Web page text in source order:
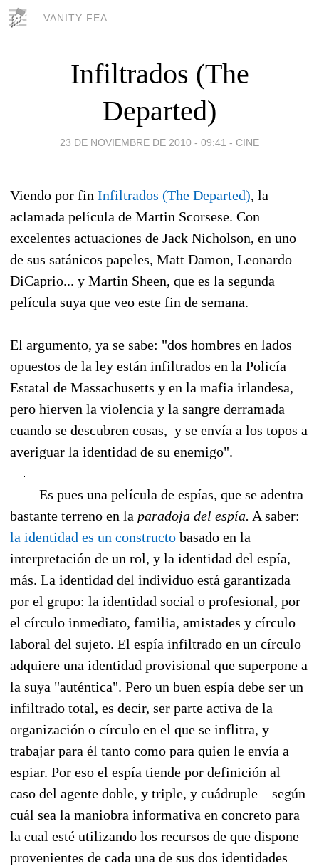
VANITY FEA
Infiltrados (The
Departed)
23 DE NOVIEMBRE DE 2010 - 09:41 - CINE
Viendo por fin Infiltrados (The Departed), la
aclamada película de Martin Scorsese. Con
excelentes actuaciones de Jack Nicholson, en uno
de sus satánicos papeles, Matt Damon, Leonardo
DiCaprio... y Martin Sheen, que es la segunda
película suya que veo este fin de semana.
El argumento, ya se sabe: "dos hombres en lados
opuestos de la ley están infiltrados en la Policía
Estatal de Massachusetts y en la mafia irlandesa,
pero hierven la violencia y la sangre derramada
cuando se descubren cosas, y se envía a los topos a
averiguar la identidad de su enemigo".
Es pues una película de espías, que se adentra
bastante terreno en la paradoja del espía. A saber:
la identidad es un constructo basado en la
interpretación de un rol, y la identidad del espía,
más. La identidad del individuo está garantizada
por el grupo: la identidad social o profesional, por
el círculo inmediato, familia, amistades y círculo
laboral del sujeto. El espía infiltrado en un círculo
adquiere una identidad provisional que superpone a
la suya "auténtica". Pero un buen espía debe ser un
infiltrado total, es decir, ser parte activa de la
organización o círculo en el que se inflitra, y
trabajar para él tanto como para quien le envía a
espiar. Por eso el espía tiende por definición al
caso del agente doble, y triple, y cuádruple—según
cuál sea la maniobra informativa en concreto para
la cual esté utilizando los recursos de que dispone
provenientes de cada una de sus dos identidades